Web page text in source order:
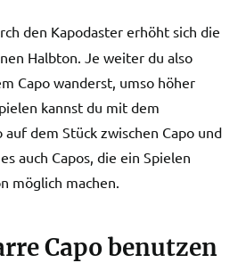
den Kapodaster erhöht sich die
Halbton. Je weiter du also
Capo wanderst, umso höher
kannst du mit dem
dem Stück zwischen Capo und
auch Capos, die ein Spielen
möglich machen.
Capo benutzen